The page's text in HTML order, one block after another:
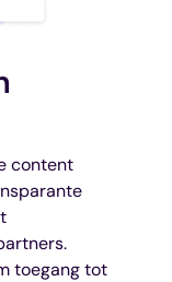
content
toegang tot